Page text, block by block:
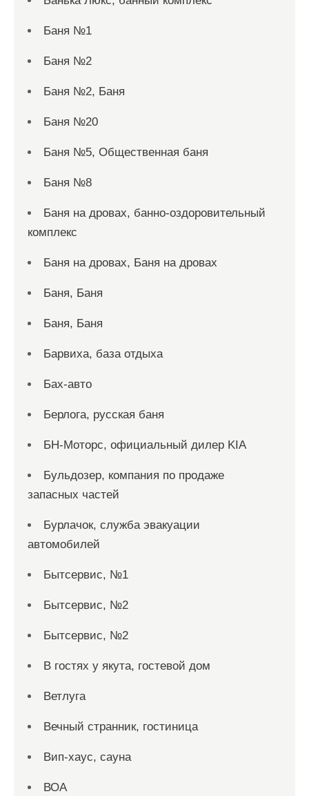
Баня №1
Баня №2
Баня №2, Баня
Баня №20
Баня №5, Общественная баня
Баня №8
Баня на дровах, банно-оздоровительный
комплекс
Баня на дровах, Баня на дровах
Баня, Баня
Баня, Баня
Барвиха, база отдыха
Бах-авто
Берлога, русская баня
БН-Моторс, официальный дилер KIA
Бульдозер, компания по продаже
запасных частей
Бурлачок, служба эвакуации
автомобилей
Бытсервис, №1
Бытсервис, №2
Бытсервис, №2
В гостях у якута, гостевой дом
Ветлуга
Вечный странник, гостиница
Вип-хаус, сауна
ВОА